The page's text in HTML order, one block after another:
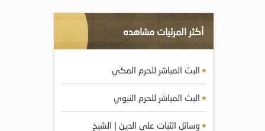
أكثر المرئيات مشاهده
البث المباشر للحرم المكي
البث المباشر للحرم النبوي
وسائل الثبات على الدين | الشيخ